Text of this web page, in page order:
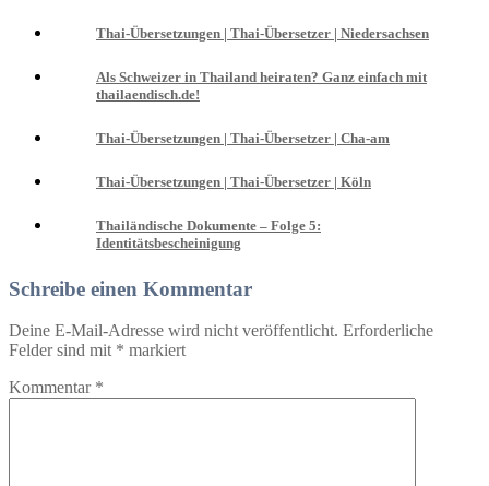
Thai-Übersetzungen | Thai-Übersetzer | Niedersachsen
Als Schweizer in Thailand heiraten? Ganz einfach mit
thailaendisch.de!
Thai-Übersetzungen | Thai-Übersetzer | Cha-am
Thai-Übersetzungen | Thai-Übersetzer | Köln
Thailändische Dokumente – Folge 5:
Identitätsbescheinigung
Schreibe einen Kommentar
Deine E-Mail-Adresse wird nicht veröffentlicht. Erforderliche
Felder sind mit * markiert
Kommentar *